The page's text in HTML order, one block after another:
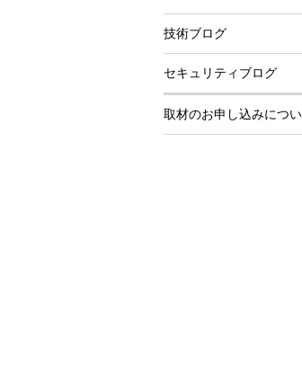
技術ブログ
セキュリティブログ
取材のお申し込みにつ